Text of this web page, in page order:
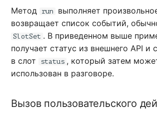
Метод run
выполняет
возвращает список событий,
SlotSet . В приведенном выше
получает статус из внешнего API и
в слот
status , который затем
использован в разговоре.
Вызов пользовательского